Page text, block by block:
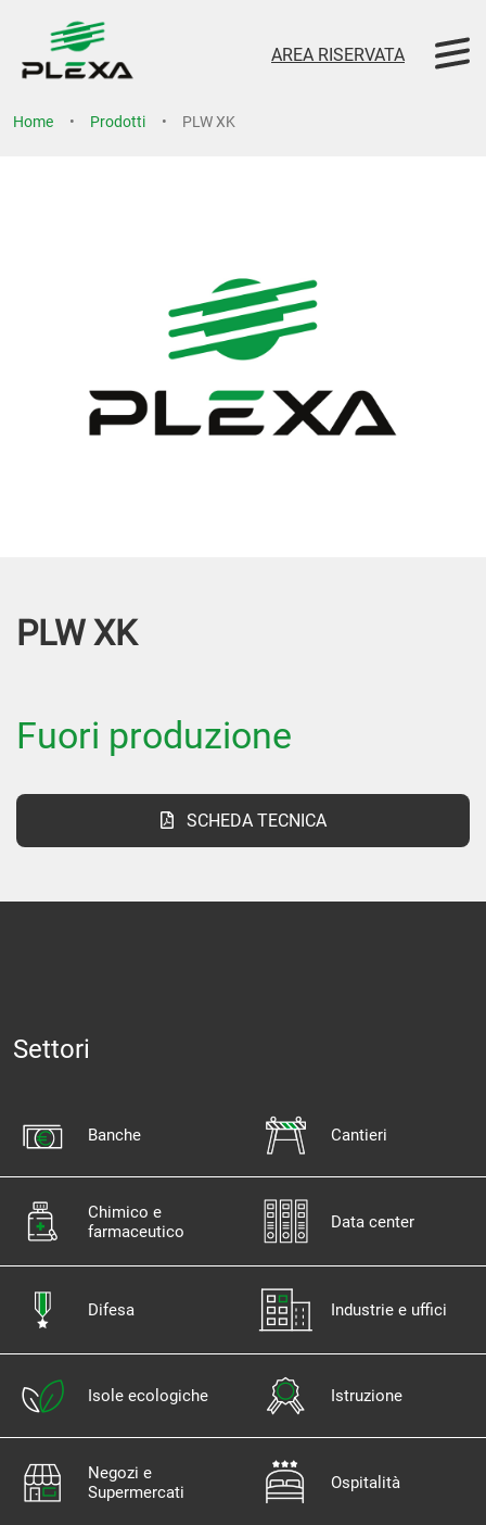
AREA RISERVATA
Home Prodotti PLW XK
PLW XK
Fuori produzione
SCHEDA TECNICA
Settori
Banche Cantieri
Chimico e
farmaceutico
Data center
Difesa Industrie e uffici
Isole ecologiche Istruzione
Negozi e
Supermercati
Ospitalità